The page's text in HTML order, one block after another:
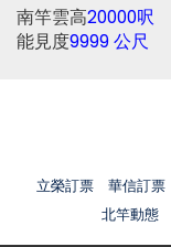
南竿雲高20000呎
能見度9999 公尺
立榮訂票 華信訂票
北竿動態